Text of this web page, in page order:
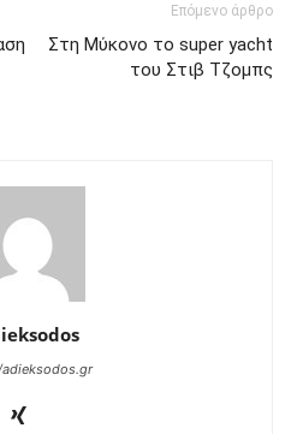
Επόμενο άρθρο
Στη Μύκονο το super yacht
του Στιβ Τζομπς